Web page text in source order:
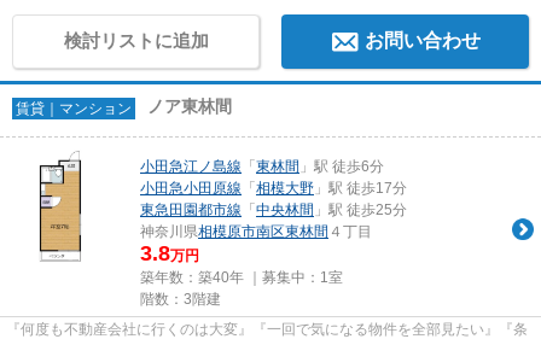
検討リストに追加 お問い合わせ
賃貸｜マンション ノア東林間
小田急江ノ島線 「 東林間 」駅 徒歩6分
小田急小田原線 「 相模大野 」駅 徒歩17分
東急田園都市線 「 中央林間 」駅 徒歩25分
神奈川県相模原市南区東林間 ４丁目
3.8万円
築年数：築40年 ｜募集中： 1室
階数：3階建
『何度も不動産会社に行くのは大変』『一回で気になる物件を全部見たい』『条